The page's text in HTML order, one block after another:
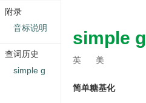
simple
英 美
简单糖基化
附录
音标说明
查词历史
simple g